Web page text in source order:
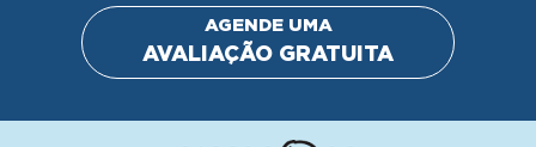
AGENDE UMA
AVALIAÇÃO GRATUITA